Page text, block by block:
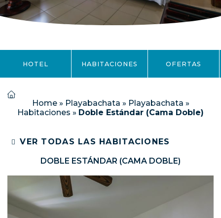
HOTEL HABITACIONES OFERTAS
Home» Playabachata » Playabachata »
Habitaciones » Doble Estándar (Cama Doble)
VER TODAS LAS HABITACIONES
DOBLE ESTÁNDAR (CAMA DOBLE)